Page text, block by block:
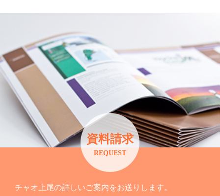
資料請求
REQUEST
チャオ上尾の詳しいご案内をお送りします。